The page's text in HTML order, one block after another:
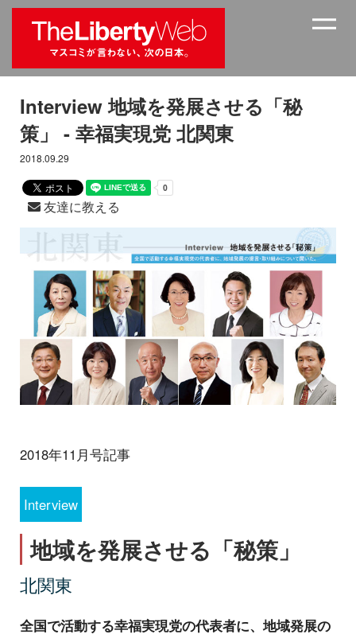
Interview 地域を発展させる「秘
策」 - 幸福実現党 北関東
2018.09.29
友達に教える
2018年11月号記事
Interview
地域を発展させる「秘策」
北関東
全国で活動する幸福実現党の代表者に、地域発展の